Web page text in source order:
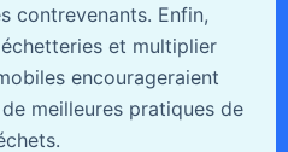
contrevenants. Enfin,
et multiplier
encourageraient
meilleures pratiques de